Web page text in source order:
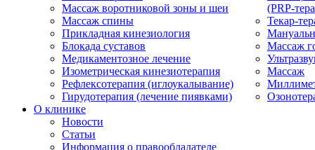
Массаж воротниковой зоны и шеи
Массаж спины
Прикладная кинезиология
Блокада суставов
Медикаментозное лечение
Изометрическая кинезиотерапия
Рефлексотерапия (иглоукалывание)
Гирудотерапия (лечение пиявками)
(PRP-
Текар-
Массаж
Массаж
О клинике
Новости
Статьи
Информация о правообладателе